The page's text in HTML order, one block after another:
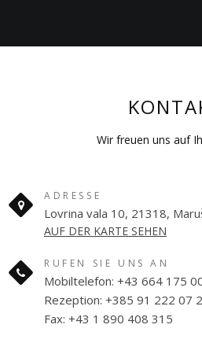
Wir freuen uns auf
ADRESSE
Lovrina vala 10, 21318,
AUF DER KARTE SEHEN
RUFEN SIE UNS AN
Mobiltelefon: +43 664 175
Rezeption: +385 91 222 07
Fax: +43 1 890 408 315